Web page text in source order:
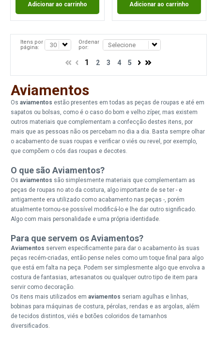
Adicionar ao carrinho Adicionar ao carrinho
Itens por
página:
Ordenar
por:
1 2 3 4 5
Aviamentos
Osaviamentos estão presentes em todas as peças de roupas e até em
sapatos ou bolsas, como é o caso do bom e velho zíper, mas existem
outros materiais que complementam a confecção destes itens, por
mais que as pessoas não os percebam no dia a dia. Basta sempre olhar
o acabamento de suas roupas e verificar o viés ou revel, por exemplo,
que compõem o cós das roupas e decotes.
O que são Aviamentos?
Osaviamentos são simplesmente materiais que complementam as
peças de roupas no ato da costura, algo importante de se ter - e
antigamente era utilizado como acabamento nas peças -, porém
atualmente tornou-se possível modificá-lo e lhe dar outro significado.
Algo com mais personalidade e uma própria identidade.
Para que servem os Aviamentos?
Aviamentos servem especificamente para dar o acabamento às suas
peças recém-criadas, então pense neles como um toque final para algo
que está em falta na peça. Podem ser simplesmente algo que envolva a
costura de fantasias, artesanatos ou qualquer outro tipo de item para
servir como decoração.
Os itens mais utilizados emaviamentos seriam agulhas e linhas,
bobinas para máquinas de costura, pérolas, rendas e as argolas, além
de tecidos distintos, viés e botões coloridos de tamanhos
diversificados.